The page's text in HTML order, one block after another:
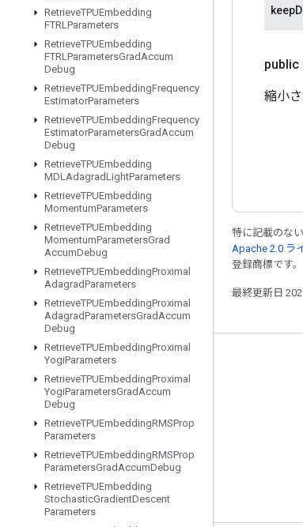
RetrieveTPUEmbedding
FTRLParameters
RetrieveTPUEmbedding
FTRLParametersGradAccum
Debug
RetrieveTPUEmbeddingFrequency
EstimatorParameters
RetrieveTPUEmbeddingFrequency
EstimatorParametersGradAccum
Debug
RetrieveTPUEmbedding
MDLAdagradLightParameters
RetrieveTPUEmbedding
MomentumParameters
RetrieveTPUEmbedding
MomentumParametersGrad
AccumDebug
RetrieveTPUEmbeddingProximal
AdagradParameters
RetrieveTPUEmbeddingProximal
AdagradParametersGradAccum
Debug
RetrieveTPUEmbeddingProximal
YogiParameters
RetrieveTPUEmbeddingProximal
YogiParametersGradAccum
Debug
RetrieveTPUEmbeddingRMSProp
Parameters
RetrieveTPUEmbeddingRMSProp
ParametersGradAccumDebug
RetrieveTPUEmbedding
StochasticGradientDescent
Parameters
public
縮小
特に記載のな
Apache 2.0 ラ
登録商標です
最終更新日
つながる
ブログ
GitHub
Twitter
YouTube